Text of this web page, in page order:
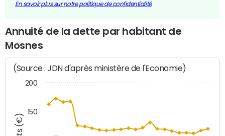
En savoir plus sur notre politique de confidentialité
Annuité de la dette par habitant de
Mosnes
(Source : JDN d'après ministère de l'Economie)
150
200